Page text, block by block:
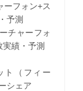
フォン+ス
予測
ャーフォ
実績・予測
（フィー
シェア